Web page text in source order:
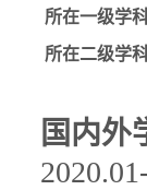
所在一级学
所在二级学
国内外